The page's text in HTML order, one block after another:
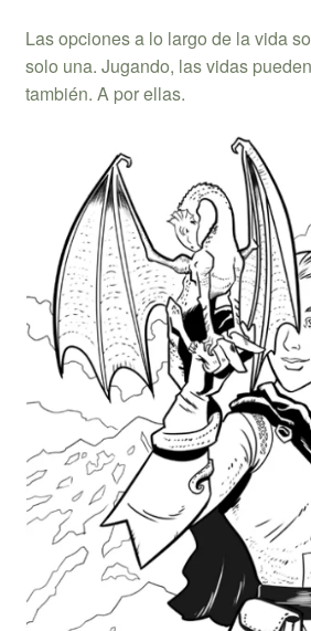
Las opciones a lo largo de la vida
solo una. Jugando, las vidas
también. A por ellas.